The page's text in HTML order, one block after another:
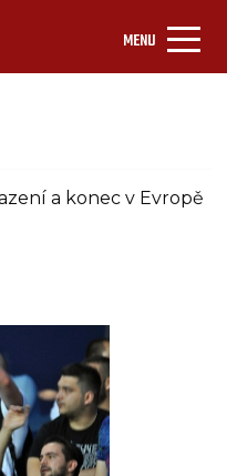
MENU
a konec v Evropě